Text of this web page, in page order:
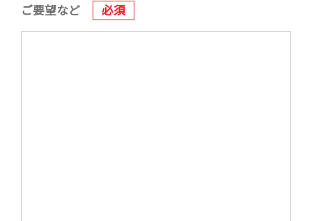
ご要望など 必須